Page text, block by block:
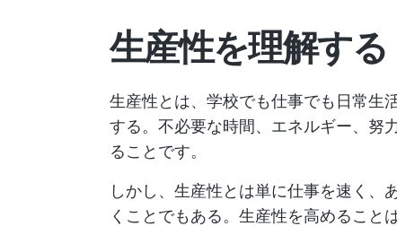
生産性を理解する
生産性とは、学校でも仕事でも日常生活
する。不必要な時間、エネルギー、努
ることです。
しかし、生産性とは単に仕事を速く、
くことでもある。生産性を高めること